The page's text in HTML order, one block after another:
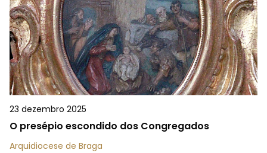
23 dezembro 2025
O presépio escondido dos Congregados
Arquidiocese de Braga